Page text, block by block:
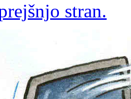
stran.